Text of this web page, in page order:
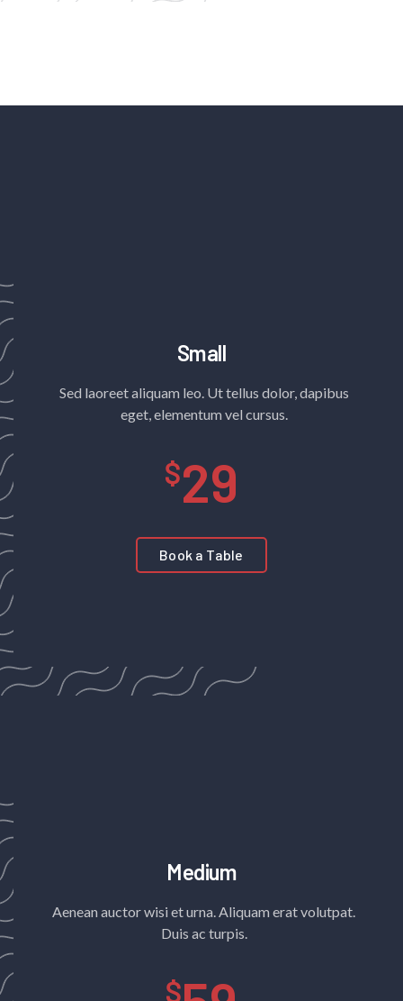
Small
Sed laoreet aliquam leo. Ut tellus dolor, dapibus
eget, elementum vel cursus.
29
Book a Table
Medium
Aenean auctor wisi et urna. Aliquam erat volutpat.
Duis ac turpis.